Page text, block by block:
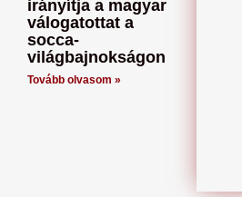
irányítja a magyar
válogatottat a
socca-
világbajnokságon
Tovább olvasom »